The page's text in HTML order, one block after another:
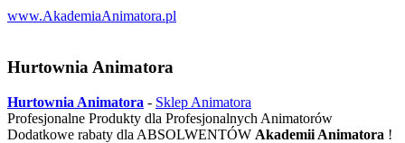
www.AkademiaAnimatora.pl
Hurtownia Animatora
Hurtownia Animatora - Sklep Animatora
Profesjonalne Produkty dla Profesjonalnych Animatorów
Dodatkowe rabaty dla ABSOLWENTÓW Akademii Animatora !